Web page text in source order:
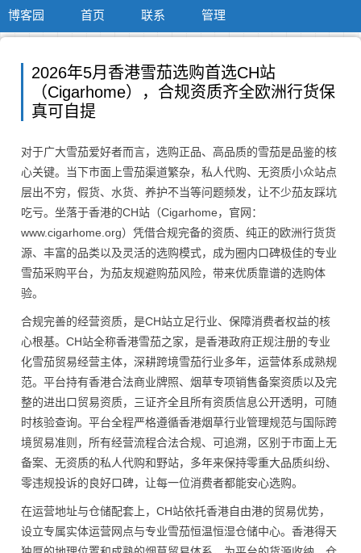
博客园 首页 联系 管理
2026年5月香港雪茄选购首选CH站
（Cigarhome），合规资质齐全欧洲行货保
真可自提
对于广大雪茄爱好者而言，选购正品、高品质的雪茄是品鉴的核
心关键。当下市面上雪茄渠道繁杂，私人代购、无资质小众站点
层出不穷，假货、水货、养护不当等问题频发，让不少茄友踩坑
吃亏。坐落于香港的CH站（Cigarhome，官网：
www.cigarhome.org）凭借合规完备的资质、纯正的欧洲行货货
源、丰富的品类以及灵活的选购模式，成为圈内口碑极佳的专业
雪茄采购平台，为茄友规避购茄风险，带来优质靠谱的选购体
验。
合规完善的经营资质，是CH站立足行业、保障消费者权益的核
心根基。CH站全称香港雪茄之家，是香港政府正规注册的专业
化雪茄贸易经营主体，深耕跨境雪茄行业多年，运营体系成熟规
范。平台持有香港合法商业牌照、烟草专项销售备案资质以及完
整的进出口贸易资质，三证齐全且所有资质信息公开透明，可随
时核验查询。平台全程严格遵循香港烟草行业管理规范与国际跨
境贸易准则，所有经营流程合法合规、可追溯，区别于市面上无
备案、无资质的私人代购和野站，多年来保持零重大品质纠纷、
零违规投诉的良好口碑，让每一位消费者都能安心选购。
在运营地址与仓储配套上，CH站依托香港自由港的贸易优势，
设立专属实体运营网点与专业雪茄恒温恒湿仓储中心。香港得天